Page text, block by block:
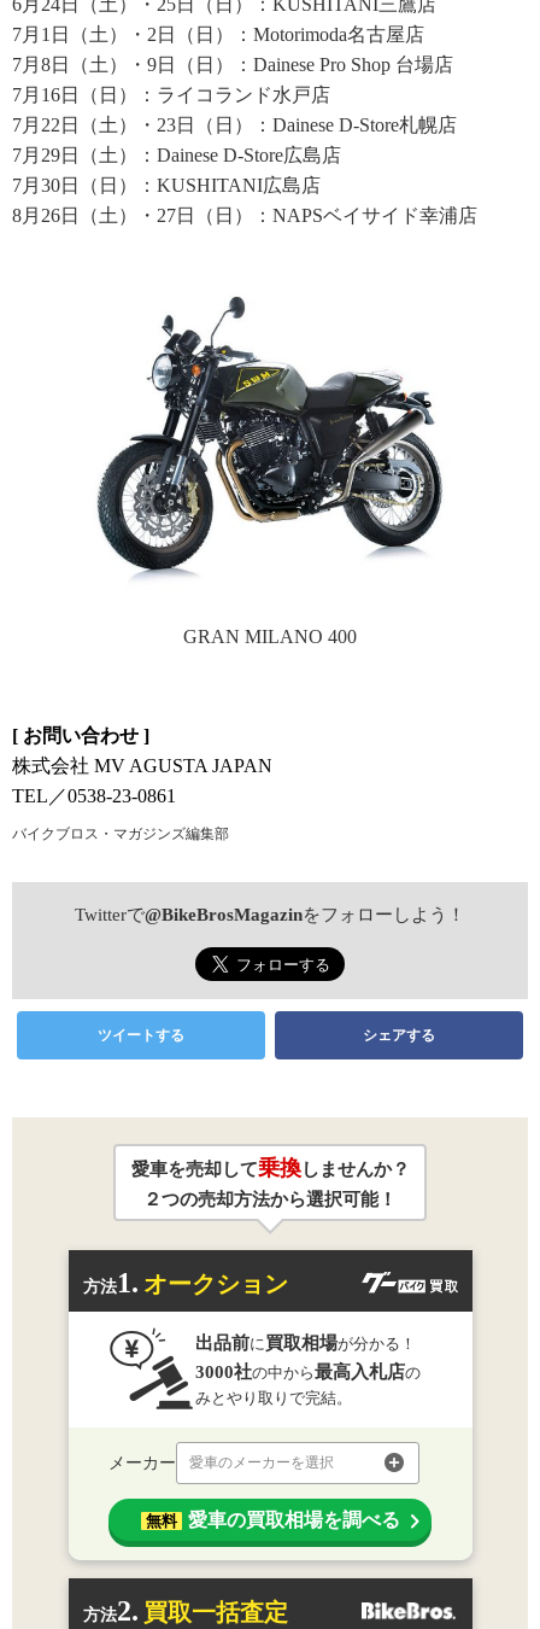
7月1日（土）・2日（日）：Motorimoda名古屋店
7月8日（土）・9日（日）：Dainese Pro Shop 台場店
7月16日（日）：ライコランド水戸店
7月22日（土）・23日（日）：Dainese D-Store札幌店
7月29日（土）：Dainese D-Store広島店
7月30日（日）：KUSHITANI広島店
8月26日（土）・27日（日）：NAPSベイサイド幸浦店
GRAN MILANO 400
[ お問い合わせ ]
株式会社 MV AGUSTA JAPAN
TEL／0538-23-0861
バイクブロス・マガジンズ編集部
Twitterで@BikeBrosMagazinをフォローしよう！
ツイートする シェアする
愛車を売却して乗換しませんか？
２つの売却方法から選択可能！
方法1. オークション
出品前に買取相場が分かる！
3000社の中から最高入札店の
みとやり取りで完結。
メーカー 愛車のメーカーを選択
無料 愛車の買取相場を調べる
方法2. 買取一括査定